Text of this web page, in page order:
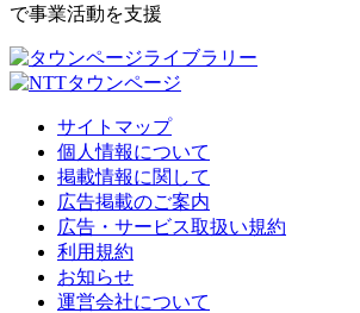
で事業活動を支援
サイトマップ
個人情報について
掲載情報に関して
広告掲載のご案内
広告・サービス取扱い規約
利用規約
お知らせ
運営会社について